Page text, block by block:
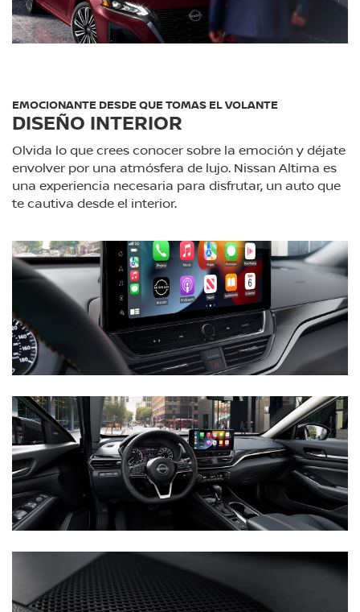
EMOCIONANTE DESDE QUE TOMAS EL VOLANTE
DISEÑO INTERIOR
Olvida lo que crees conocer sobre la emoción y déjate
envolver por una atmósfera de lujo. Nissan Altima es
una experiencia necesaria para disfrutar, un auto que
te cautiva desde el interior.